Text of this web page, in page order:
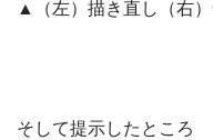
▲（左）描き直し（右
そして提示したところ